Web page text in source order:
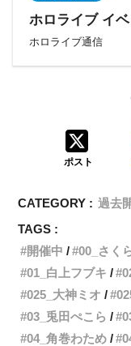
ホロライブ イ
ホロライブ通信
ポスト
CATEGORY : 過去
TAGS :
開催中
00_さく
01_白上フブキ
025_大神ミオ
03_兎田ぺこら
04_角巻わため